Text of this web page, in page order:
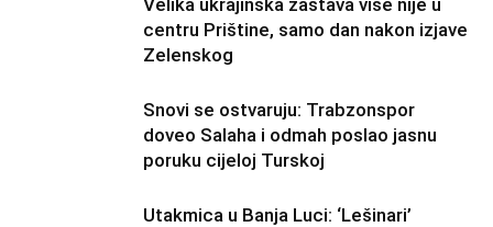
Velika ukrajinska zastava više nije u
centru Prištine, samo dan nakon izjave
Zelenskog
Snovi se ostvaruju: Trabzonspor
doveo Salaha i odmah poslao jasnu
poruku cijeloj Turskoj
Utakmica u Banja Luci: ‘Lešinari’